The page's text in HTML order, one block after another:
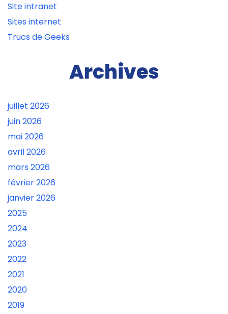
Site intranet
Sites internet
Trucs de Geeks
Archives
juillet 2026
juin 2026
mai 2026
avril 2026
mars 2026
février 2026
janvier 2026
2025
2024
2023
2022
2021
2020
2019